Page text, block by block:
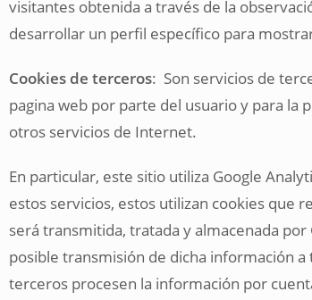
visitantes obtenida a través de la
desarrollar un perfil específico para
Cookies de terceros: Son servicios de
pagina web por parte del usuario y para la
otros servicios de Internet.
En particular, este sitio utiliza Google
estos servicios, estos utilizan cookies que
será transmitida, tratada y almacenada
posible transmisión de dicha información
terceros procesen la información por